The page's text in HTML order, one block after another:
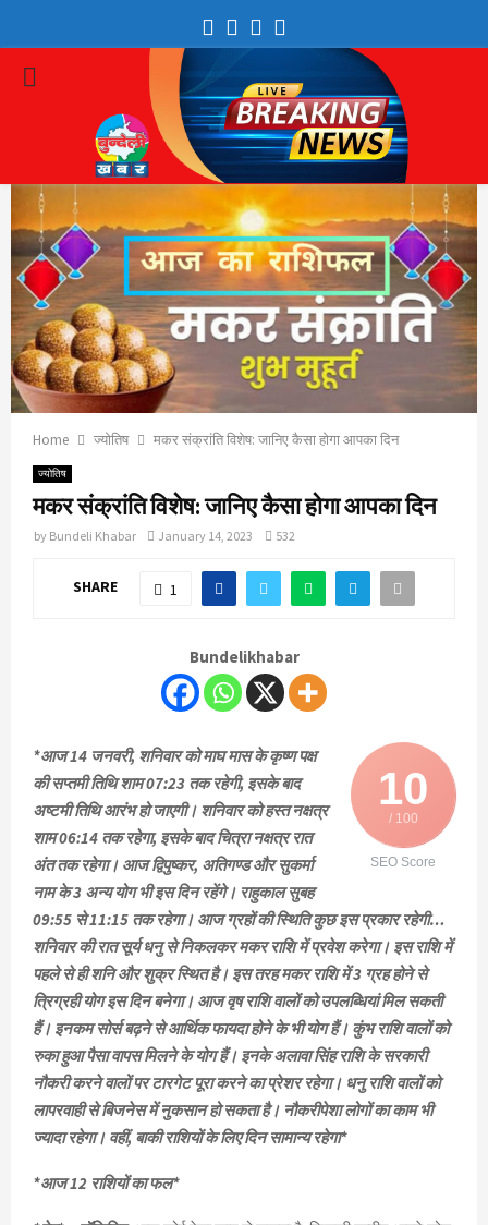
Facebook
TwitterYoutube
PRIMARY
Home ज्योतिष मकर संक्रांति विशेष: जानिए कैसा होगा आपका दिन
ज्योतिष
मकर संक्रांति विशेष: जानिए कैसा होगा आपका दिन
by Bundeli Khabar January 14, 2023 532
SHARE 1
Bundelikhabar
10
/ 100
SEO Score
*आज 14 जनवरी, शनिवार को माघ मास के कृष्ण पक्ष
की सप्तमी तिथि शाम 07:23 तक रहेगी, इसके बाद
अष्टमी तिथि आरंभ हो जाएगी। शनिवार को हस्त नक्षत्र
शाम 06:14 तक रहेगा, इसके बाद चित्रा नक्षत्र रात
अंत तक रहेगा। आज द्विपुष्कर, अतिगण्ड और सुकर्मा
नाम के 3 अन्य योग भी इस दिन रहेंगे। राहुकाल सुबह
09:55 से 11:15 तक रहेगा। आज ग्रहों की स्थिति कुछ इस प्रकार रहेगी…
शनिवार की रात सूर्य धनु से निकलकर मकर राशि में प्रवेश करेगा। इस राशि में
पहले से ही शनि और शुक्र स्थित है। इस तरह मकर राशि में 3 ग्रह होने से
त्रिग्रही योग इस दिन बनेगा। आज वृष राशि वालों को उपलब्धियां मिल सकती
हैं। इनकम सोर्स बढ़ने से आर्थिक फायदा होने के भी योग हैं। कुंभ राशि वालों को
रुका हुआ पैसा वापस मिलने के योग हैं। इनके अलावा सिंह राशि के सरकारी
नौकरी करने वालों पर टारगेट पूरा करने का प्रेशर रहेगा। धनु राशि वालों को
लापरवाही से बिजनेस में नुकसान हो सकता है। नौकरीपेशा लोगों का काम भी
ज्यादा रहेगा। वहीं, बाकी राशियों के लिए दिन सामान्य रहेगा*
*आज 12 राशियों का फल*